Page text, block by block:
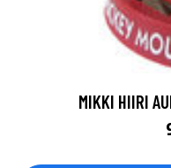
MIKKI HIIRI